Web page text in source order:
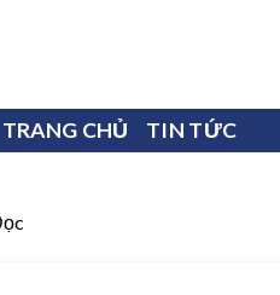
TRANG CHỦ TIN TỨC